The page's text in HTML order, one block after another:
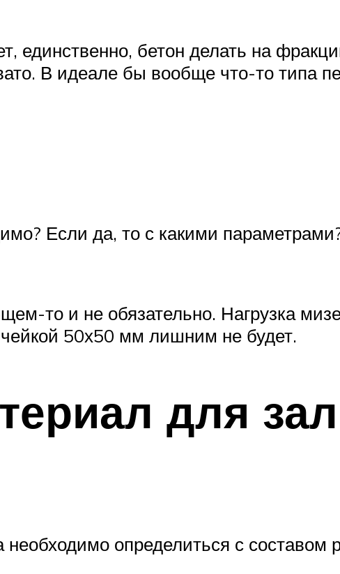
единственно, бетон делать на
В идеале бы вообще что-то типа
Если да, то с какими
то и не обязательно. Нагрузка
50х50 мм лишним не будет.
для
определиться с составом